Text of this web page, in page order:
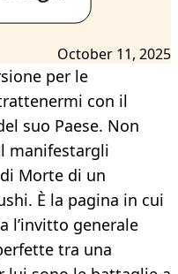
October 11, 2025
per le
con il
suo Paese. Non
manifestargli
Morte di un
È la pagina in cui
l’invitto generale
tra una